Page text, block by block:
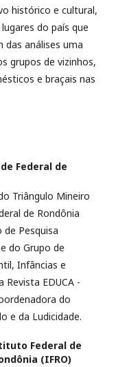
histórico e cultural,
do país que
das análises uma
grupos de vizinhos,
e braçais nas
Federal de
Triângulo Mineiro
de Rondônia
de Pesquisa
do Grupo de
Infâncias e
Revista EDUCA -
do
e da Ludicidade.
Federal de
(IFRO)